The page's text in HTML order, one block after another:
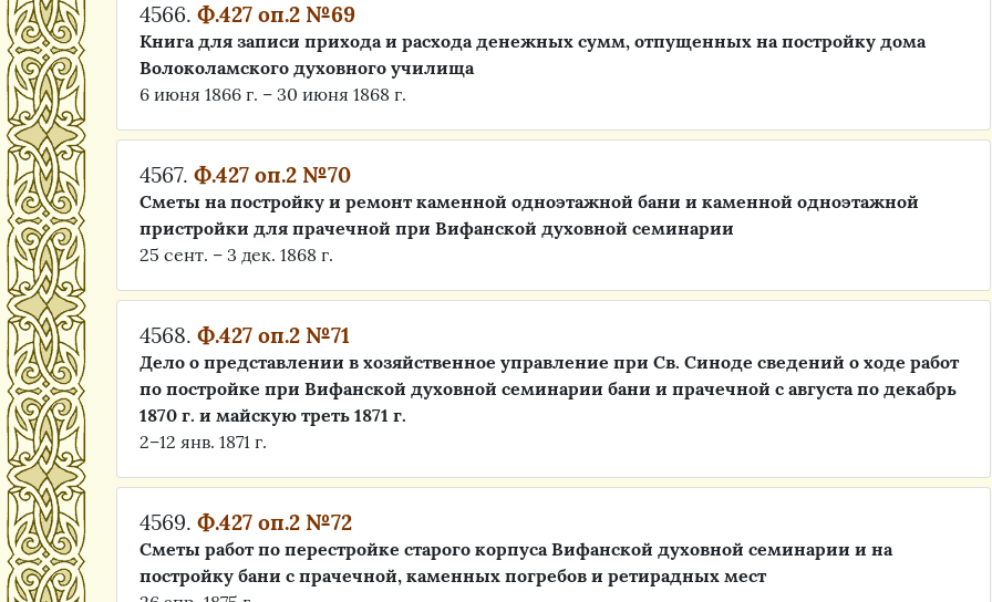
4566. Ф.427 оп.2 №69
Книга для записи прихода и расхода денежных сумм, отпущенных на постройку дома
Волоколамского духовного училища
6 июня 1866 г. – 30 июня 1868 г.
4567. Ф.427 оп.2 №70
Сметы на постройку и ремонт каменной одноэтажной бани и каменной одноэтажной
пристройки для прачечной при Вифанской духовной семинарии
25 сент. – 3 дек. 1868 г.
4568. Ф.427 оп.2 №71
Дело о представлении в хозяйственное управление при Св. Синоде сведений о ходе работ
по постройке при Вифанской духовной семинарии бани и прачечной с августа по декабрь
1870 г. и майскую треть 1871 г.
2–12 янв. 1871 г.
4569. Ф.427 оп.2 №72
Сметы работ по перестройке старого корпуса Вифанской духовной семинарии и на
постройку бани с прачечной, каменных погребов и ретирадных мест